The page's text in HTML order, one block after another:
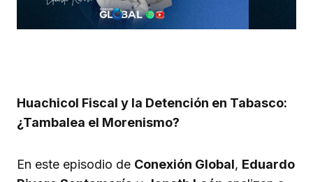
Huachicol Fiscal y la Detención en Tabasco:
¿Tambalea el Morenismo?
En este episodio de Conexión Global, Eduardo